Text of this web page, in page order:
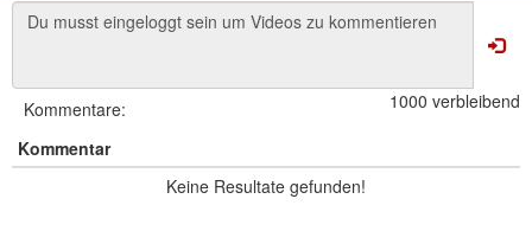
1000 verbleibend
Kommentare:
Kommentar
Keine Resultate gefunden!